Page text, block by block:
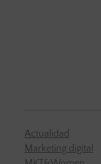
Actualidad
Marketing digital